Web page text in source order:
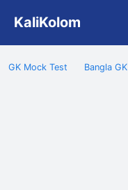
content
KaliKolom
GK Mock Test Bangla GK